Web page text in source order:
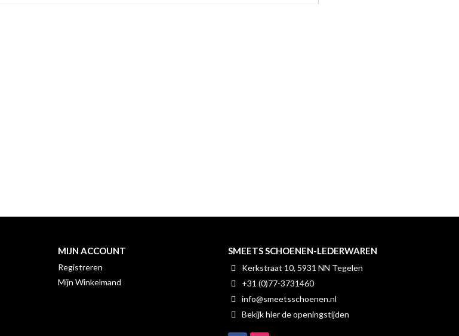
MIJN ACCOUNT
Registreren
Mijn Winkelmand
SMEETS SCHOENEN-LEDERWAREN
Kerkstraat 10, 5931 NN Tegelen
+31 (0)77-3731460
info@smeetsschoenen.nl
Bekijk hier de openingstijden